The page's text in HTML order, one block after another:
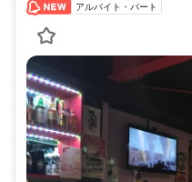
アルバイト・パート